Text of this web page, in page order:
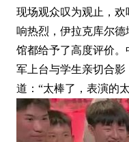
现场观众叹为观止，
响热烈，伊拉克库尔
馆都给予了高度评价。
军上台与学生亲切合
道：“太棒了，表演的